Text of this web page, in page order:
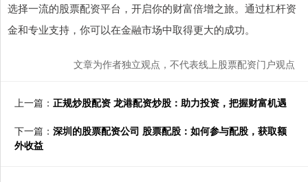
选择一流的股票配资平台，开启你的财富倍增之旅。通过杠杆资
金和专业支持，你可以在金融市场中取得更大的成功。
文章为作者独立观点，不代表线上股票配资门户观点
上一篇： 正规炒股配资 龙港配资炒股：助力投资，把握财富机遇
下一篇： 深圳的股票配资公司 股票配股：如何参与配股，获取额
外收益